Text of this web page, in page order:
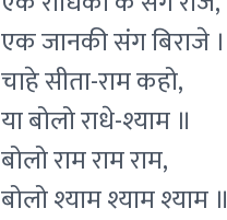
एक जानकी संग बिराजे ।
चाहे सीता-राम कहो,
या बोलो राधे-श्याम ॥
बोलो राम राम राम,
बोलो श्याम श्याम श्याम ॥